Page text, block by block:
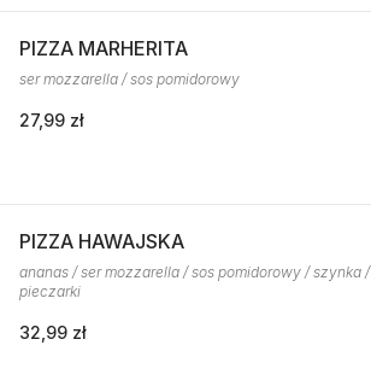
PIZZA MARHERITA
ser mozzarella / sos pomidorowy
27,99 zł
PIZZA HAWAJSKA
ananas / ser mozzarella / sos pomidorowy / szynka /
pieczarki
32,99 zł